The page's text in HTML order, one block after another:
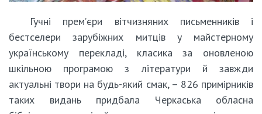
Гучні прем’єри вітчизняних письменників і
бестселери зарубіжних митців у майстерному
українському перекладі, класика за оновленою
шкільною програмою з літератури й завжди
актуальні твори на будь-який смак, – 826 примірників
таких видань придбала Черкаська обласна